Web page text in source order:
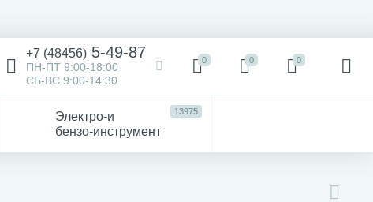
+7 (48456) 5-49-87
ПН-ПТ 9:00-18:00
СБ-ВС 9:00-14:30
0 0 0
Электро-и
бензо-инструмент
13975